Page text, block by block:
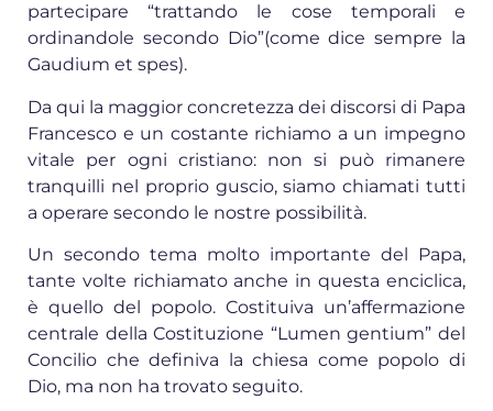
partecipare “trattando le cose temporali e
ordinandole secondo Dio”(come dice sempre la
Gaudium et spes).
Da qui la maggior concretezza dei discorsi di Papa
Francesco e un costante richiamo a un impegno
vitale per ogni cristiano: non si può rimanere
tranquilli nel proprio guscio, siamo chiamati tutti
a operare secondo le nostre possibilità.
Un secondo tema molto importante del Papa,
tante volte richiamato anche in questa enciclica,
è quello del popolo. Costituiva un’affermazione
centrale della Costituzione “Lumen gentium” del
Concilio che definiva la chiesa come popolo di
Dio, ma non ha trovato seguito.